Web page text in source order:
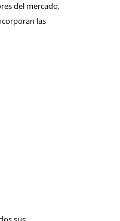
del mercado,
las